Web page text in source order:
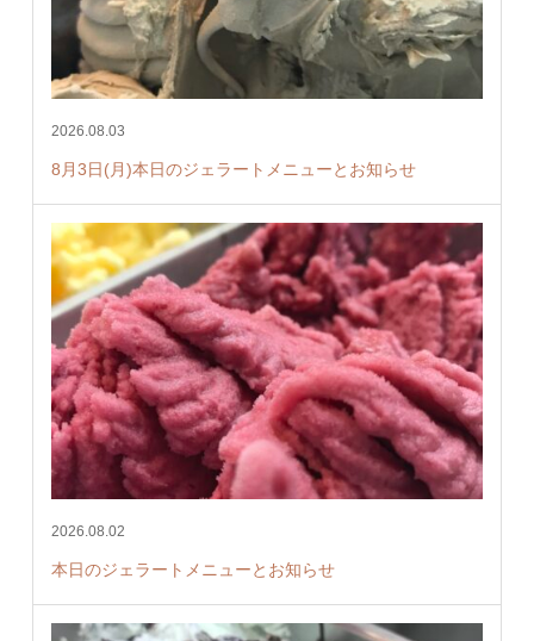
2026.08.03
8月3日(月)本日のジェラートメニューとお知らせ
2026.08.02
本日のジェラートメニューとお知らせ